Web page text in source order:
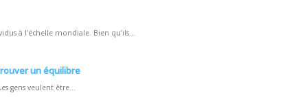
à l’échelle mondiale. Bien qu’ils...
un équilibre
gens veulent être...